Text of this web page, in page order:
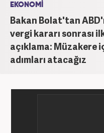
bir haber kanalında
Ardından
görevinde bulundu.
Kanal 7 Medya
EKONOMİ
Bakan Bolat'tan
vergi kararı sonrası
açıklama: Müzakere
adımları atacağız